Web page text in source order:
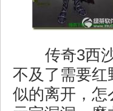
传奇3西
不及了需要红
似的离开，